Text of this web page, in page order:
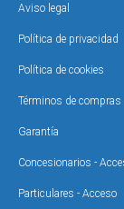
Aviso legal
Política de privacidad
Política de cookies
Términos de compras
Garantía
Concesionarios -
Particulares - Acceso